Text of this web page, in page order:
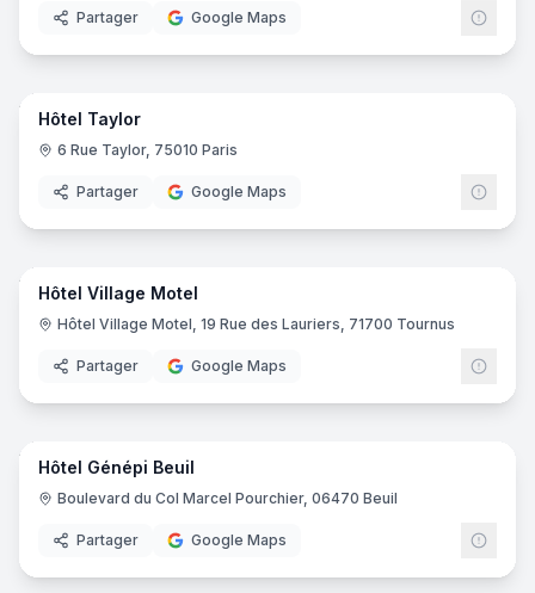
Partager Google Maps
25
Hôtel Taylor
6 Rue Taylor, 75010 Paris
Partager Google Maps
29
Hôtel Village Motel
Hôtel Village Motel, 19 Rue des Lauriers, 71700 Tournus
Partager Google Maps
24
Hôtel Génépi Beuil
Boulevard du Col Marcel Pourchier, 06470 Beuil
Partager Google Maps